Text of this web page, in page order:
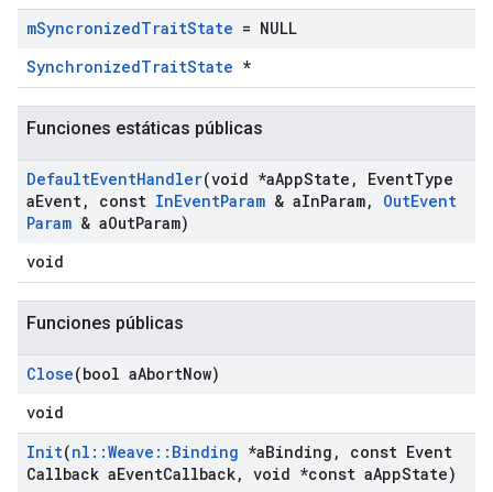
mSyncronizedTraitState = NULL
SynchronizedTraitState *
Funciones estáticas públicas
DefaultEventHandler(void *aAppState , EventType
aEvent, const InEventParam & aInParam, OutEvent
Param & aOutParam)
void
Funciones públicas
Close(bool aAbortNow)
void
Init(nl ::Weave :: Binding *aBinding ,
const Event
Callback aEventCallback, void *const aAppState)